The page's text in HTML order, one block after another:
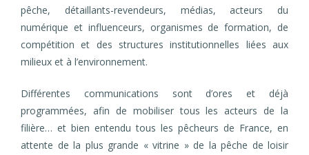
pêche, détaillants-revendeurs, médias, acteurs du
numérique et influenceurs, organismes de formation, de
compétition et des structures institutionnelles liées aux
milieux et à l’environnement.
Différentes communications sont d’ores et déjà
programmées, afin de mobiliser tous les acteurs de la
filière… et bien entendu tous les pêcheurs de France, en
attente de la plus grande « vitrine » de la pêche de loisir